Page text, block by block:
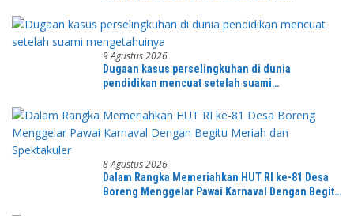
Peserta
9 Agustus 2026
Dugaan kasus perselingkuhan di dunia
pendidikan mencuat setelah suami
8 Agustus 2026
Dalam Rangka Memeriahkan HUT RI ke-81 Desa
Boreng Menggelar Pawai Karnaval Dengan Begitu